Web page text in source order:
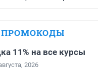
ПРОМОКОДЫ
11% на все курсы
2026